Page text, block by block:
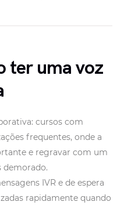
ter uma voz
cursos com
frequentes, onde a
e regravar com um
demorado.
IVR e de espera
rapidamente quando